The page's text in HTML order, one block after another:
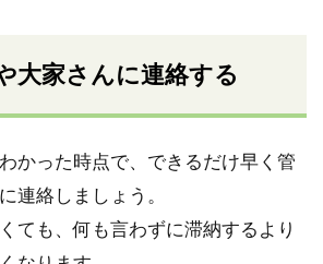
大家さんに連絡する
かった時点で、できるだけ早く管
連絡しましょう。
ても、何も言わずに滞納するより